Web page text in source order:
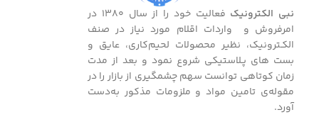
نبی الکترونیک
فعالیت خود را از سال ۱۳۸۰ در
امرفروش و واردات اقلام مورد نیاز در صنف
الکـترونیک، نظیر محصولات لحیم‌کاری، عایق و
بست ‌های پـلاستیکی شروع نمود و بعد از مدت
زمان کوتاهی توانست سهم چشمگیری از بازار را در
مقوله‌ی تامین مواد و ملزومات مذکور به‌دست
آورد.